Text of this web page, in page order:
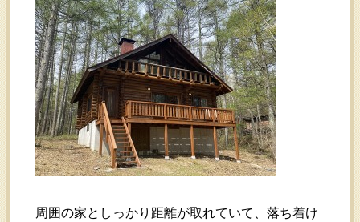
周囲の家としっかり距離が取れていて、落ち着け